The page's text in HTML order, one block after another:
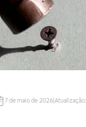
7 de maio de 2026 Atualização: